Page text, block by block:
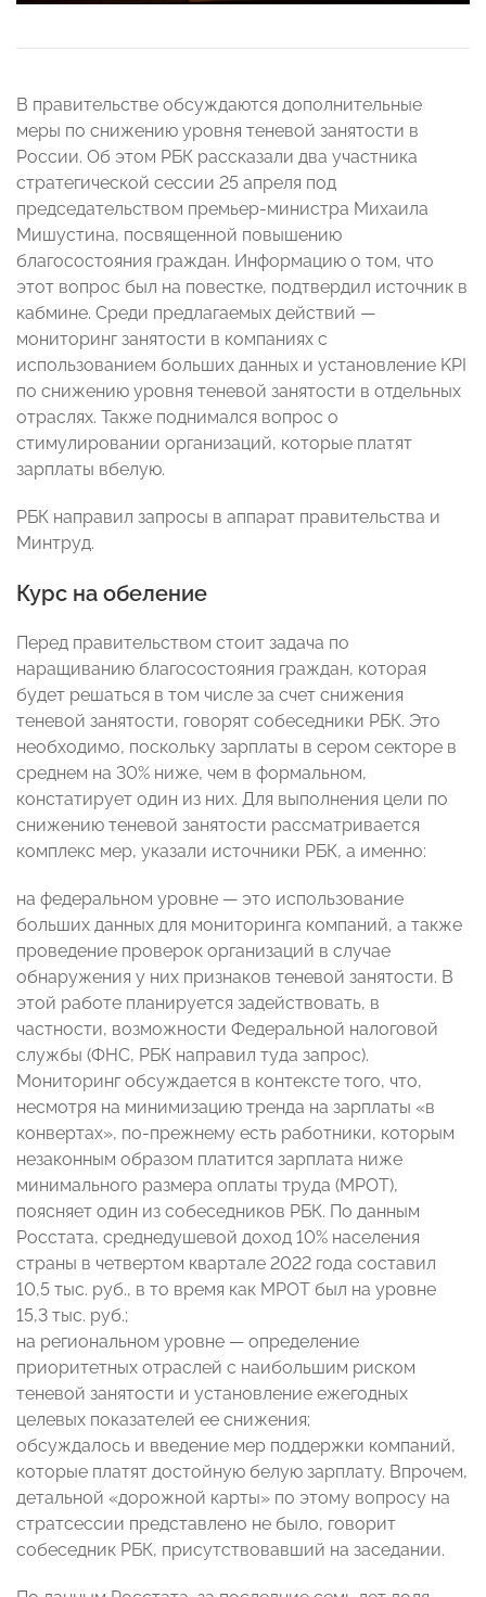
В правительстве обсуждаются дополнительные
меры по снижению уровня теневой занятости в
России. Об этом РБК рассказали два участника
стратегической сессии 25 апреля под
председательством премьер-министра Михаила
Мишустина, посвященной повышению
благосостояния граждан. Информацию о том, что
этот вопрос был на повестке, подтвердил источник в
кабмине. Среди предлагаемых действий —
мониторинг занятости в компаниях с
использованием больших данных и установление KPI
по снижению уровня теневой занятости в отдельных
отраслях. Также поднимался вопрос о
стимулировании организаций, которые платят
зарплаты вбелую.
РБК направил запросы в аппарат правительства и
Минтруд.
Курс на обеление
Перед правительством стоит задача по
наращиванию благосостояния граждан, которая
будет решаться в том числе за счет снижения
теневой занятости, говорят собеседники РБК. Это
необходимо, поскольку зарплаты в сером секторе в
среднем на 30% ниже, чем в формальном,
констатирует один из них. Для выполнения цели по
снижению теневой занятости рассматривается
комплекс мер, указали источники РБК, а именно:
на федеральном уровне — это использование
больших данных для мониторинга компаний, а также
проведение проверок организаций в случае
обнаружения у них признаков теневой занятости. В
этой работе планируется задействовать, в
частности, возможности Федеральной налоговой
службы (ФНС, РБК направил туда запрос).
Мониторинг обсуждается в контексте того, что,
несмотря на минимизацию тренда на зарплаты «в
конвертах», по-прежнему есть работники, которым
незаконным образом платится зарплата ниже
минимального размера оплаты труда (МРОТ),
поясняет один из собеседников РБК. По данным
Росстата, среднедушевой доход 10% населения
страны в четвертом квартале 2022 года составил
10,5 тыс. руб., в то время как МРОТ был на уровне
15,3 тыс. руб.;
на региональном уровне — определение
приоритетных отраслей с наибольшим риском
теневой занятости и установление ежегодных
целевых показателей ее снижения;
обсуждалось и введение мер поддержки компаний,
которые платят достойную белую зарплату. Впрочем,
детальной «дорожной карты» по этому вопросу на
стратсессии представлено не было, говорит
собеседник РБК, присутствовавший на заседании.